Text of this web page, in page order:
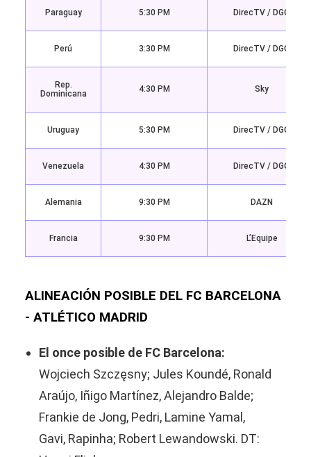
Paraguay 5:30 PM DirecTV / DGO
Perú 3:30 PM DirecTV / DGO
Rep.
Dominicana
4:30 PM Sky
Uruguay 5:30 PM DirecTV / DGO
Venezuela 4:30 PM DirecTV / DGO
Alemania 9:30 PM DAZN
Francia 9:30 PM L’Equipe
ALINEACIÓN POSIBLE DEL FC BARCELONA
- ATLÉTICO MADRID
El once posible de FC Barcelona:
Wojciech Szczęsny; Jules Koundé, Ronald
Araújo, Iñigo Martínez, Alejandro Balde;
Frankie de Jong, Pedri, Lamine Yamal,
Gavi, Rapinha; Robert Lewandowski. DT: